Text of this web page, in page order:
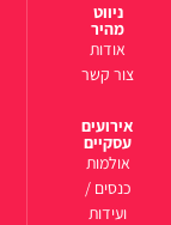
ניווט
מהיר
אודות
צור קשר
אירועים
עסקיים
אולמות
כנסים /
ועידות